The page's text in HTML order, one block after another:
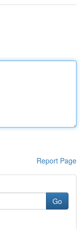
Report Page
Go